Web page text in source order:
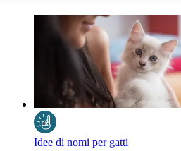
Idee di nomi per gatti